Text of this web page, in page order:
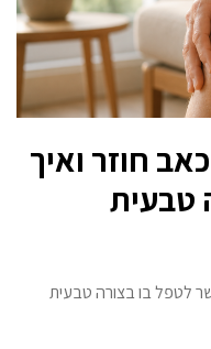
חוזר ואיך
טבעית
לטפל בו בצורה טבעית